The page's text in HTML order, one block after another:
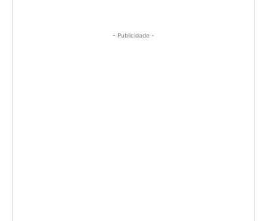
- Publicidade -